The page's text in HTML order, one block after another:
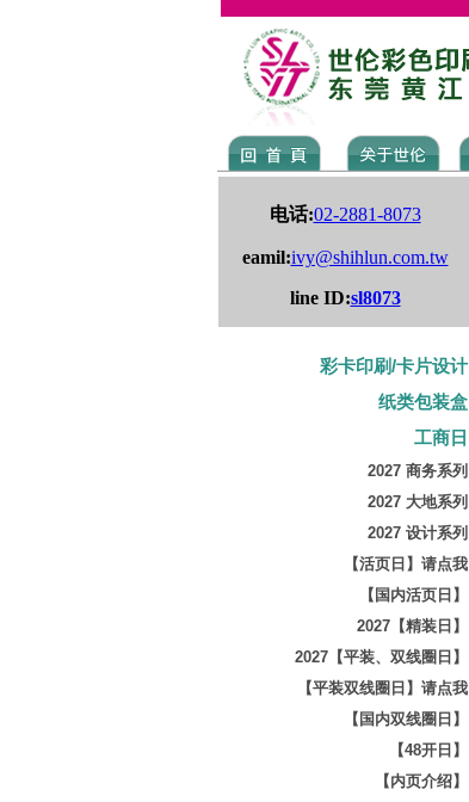
电话:02-2881-8073
eamil:ivy@shihlun.com.tw
line ID:sl8073
彩卡印刷/卡片设计
纸类包装盒
工商日
2027 商务系列
2027 大地系列
2027 设计系列
【活页日】请点我
【国内活页日】
2027【精装日】
2027【平装、双线圈日】
【平装双线圈日】请点我
【国内双线圈日】
【48开日】
【内页介绍】